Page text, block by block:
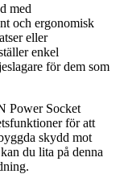
med
och ergonomisk
eller
enkel
för dem som
Power Socket
för att
skydd mot
du lita på denna